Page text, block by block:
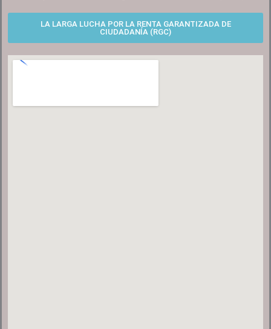
LA LARGA LUCHA POR LA RENTA GARANTIZADA DE
CIUDADANÍA (RGC)